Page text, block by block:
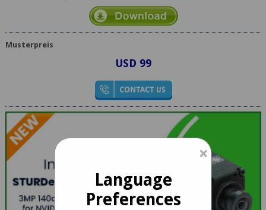
Musterpreis
USD 99
×
Language
Preferences